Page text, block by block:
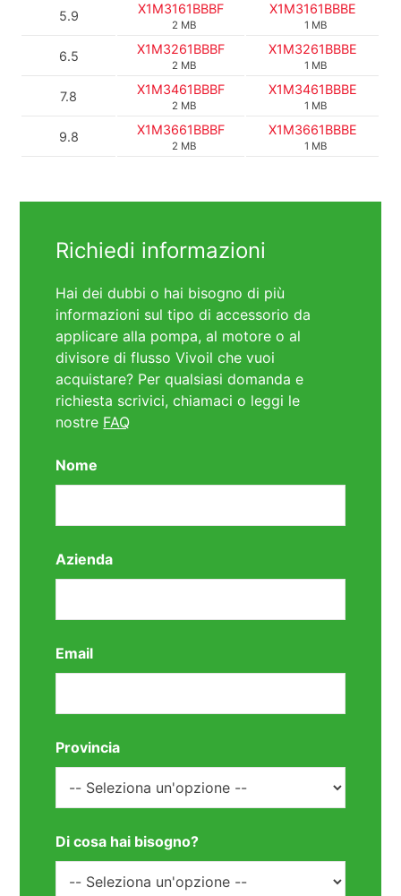
5.9 X1M3161BBBF
2 MB
X1M3161BBBE
1 MB
6.5 X1M3261BBBF
2 MB
X1M3261BBBE
1 MB
7.8 X1M3461BBBF
2 MB
X1M3461BBBE
1 MB
9.8 X1M3661BBBF
2 MB
X1M3661BBBE
1 MB
Richiedi informazioni
Hai dei dubbi o hai bisogno di più
informazioni sul tipo di accessorio da
applicare alla pompa, al motore o al
divisore di flusso Vivoil che vuoi
acquistare? Per qualsiasi domanda e
richiesta scrivici, chiamaci o leggi le
nostre FAQ
Nome
Azienda
Email
Provincia
Di cosa hai bisogno?